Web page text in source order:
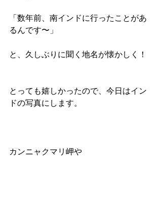
「数年前、南インドに行ったことがあ
るんです〜」
と、久しぶりに聞く地名が懐かしく！
とっても嬉しかったので、今日はイン
ドの写真にします。
カンニャクマリ岬や